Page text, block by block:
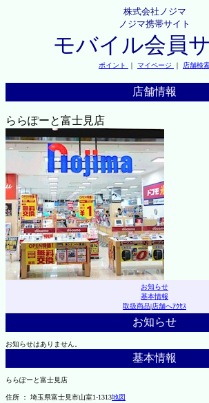
株式会社ノジマ
ノジマ携帯サイト
モバイル会員
ポイント ｜ マイページ ｜ 店舗検
店舗情報
ららぽーと富士見店
お知らせ
基本情報
取扱商品|店舗へｱｸｾｽ
お知らせ
お知らせはありません。
基本情報
ららぽーと富士見店
住所 ： 埼玉県富士見市山室1-1313地図